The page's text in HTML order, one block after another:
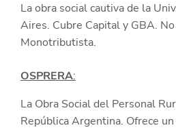
La obra social cautiva de la
Aires. Cubre Capital y GBA.
Monotributista.
OSPRERA:
La Obra Social del Personal
República Argentina. Ofrece